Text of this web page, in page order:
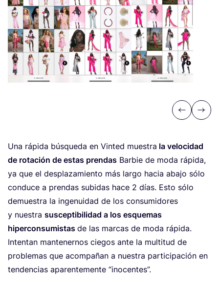
Previous
Next
Una rápi­da bús­que­da en Vin­ted mues­tra la velo­ci­dad
de rota­ción de estas pren­das Bar­bie de moda rápi­da,
ya que el des­pla­za­mien­to más lar­go hacia aba­jo sólo
con­du­ce a pren­das subi­das hace 2 días. Esto sólo
demues­tra la inge­nui­dad de los con­su­mi­do­res
y nues­tra sus­cep­ti­bi­li­dad a los esque­mas
hiper­con­su­mis­tas de las mar­cas de moda rápi­da.
Inten­tan man­te­ner­nos cie­gos ante la mul­ti­tud de
pro­ble­mas que acom­pa­ñan a nues­tra par­ti­ci­pa­ción en
ten­den­cias apa­ren­te­men­te “ino­cen­tes”.